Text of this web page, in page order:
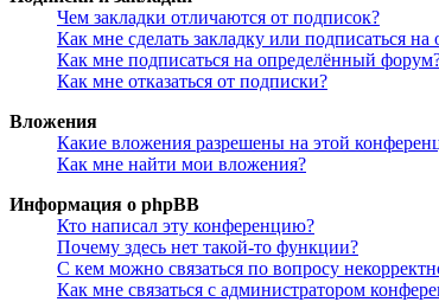
Чем закладки отличаются от подписок?
Как мне сделать закладку или подписаться
Как мне подписаться на определённый
Как мне отказаться от подписки?
Вложения
Какие вложения разрешены на этой
Как мне найти мои вложения?
Информация о phpBB
Кто написал эту конференцию?
Почему здесь нет такой-то функции?
С кем можно связаться по вопросу
Как мне связаться с администратором